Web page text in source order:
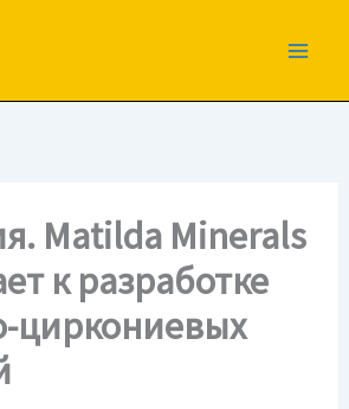
Matilda Minerals
к разработке
циркониевых